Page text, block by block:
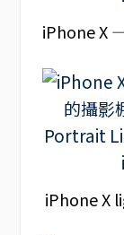
iPhone X
iPhone X